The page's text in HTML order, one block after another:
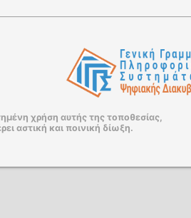
χρήση αυτής της τοποθεσίας,
αστική και ποινική δίωξη.